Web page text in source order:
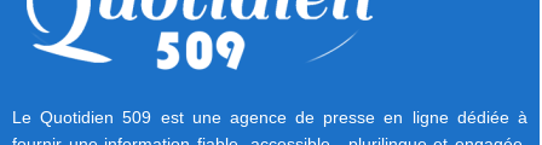
Le Quotidien 509 est une agence de presse en ligne dédiée à